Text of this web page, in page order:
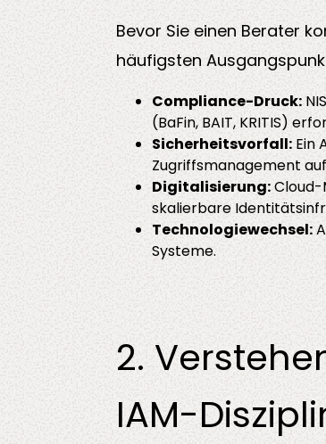
Bevor Sie einen Berater
häufigsten
Compliance-Druck:
(BaFin, BAIT, KRITIS)
Sicherheitsvorfall:Ein
Zugriffsmanagement
Digitalisierung:Cloud-
skalierbare
Technologiewechsel:
Systeme.
2.
IAM-